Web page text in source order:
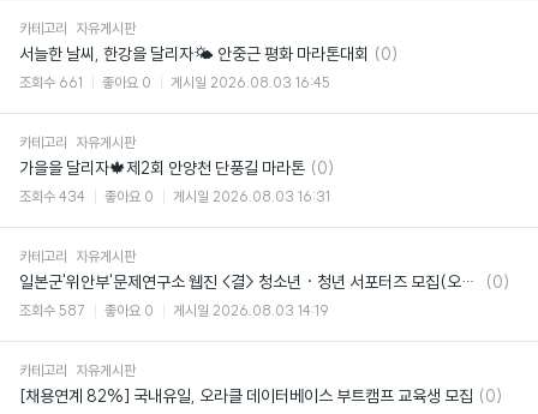
카테고리 자유게시판
서늘한 날씨, 한강을 달리자🌤️ 안중근 평화 마라톤대회 댓
(0)
조회수 661 좋아요 0 게시일 2026.08.03 16:45
카테고리 자유게시판
가을을 달리자🍁제2회 안양천 단풍길 마라톤 댓
글
(0)
조회수 434 좋아요 0 게시일 2026.08.03 16:31
카테고리 자유게시판
일본군'위안부'문제연구소 웹진 <결> 청소년 · 청년 서포터즈 모집(오늘마감!!)
댓
(0)
조회수 587 좋아요 0 게시일 2026.08.03 14:19
카테고리 자유게시판
[채용연계 82%] 국내유일, 오라클 데이터베이스 부트캠프 교육생 모집 댓
(0)